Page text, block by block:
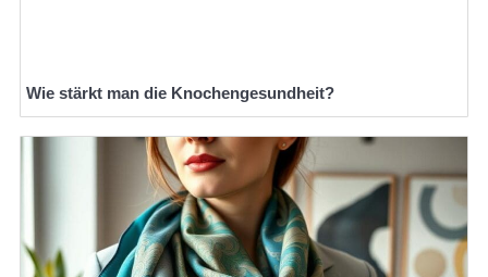
Wie stärkt man die Knochengesundheit?